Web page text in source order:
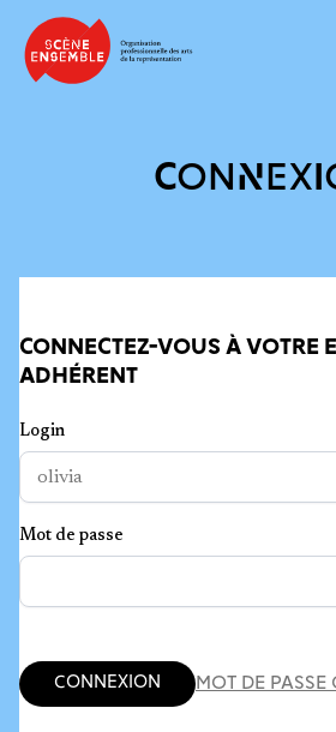
CONNECTEZ-VOUS À VOTRE
ADHÉRENT
Login
Mot de passe
Connexion MOT DE PASSE